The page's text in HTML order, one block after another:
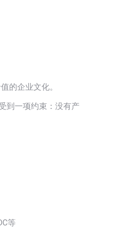
的企业文化。
到一项约束：没有产
等